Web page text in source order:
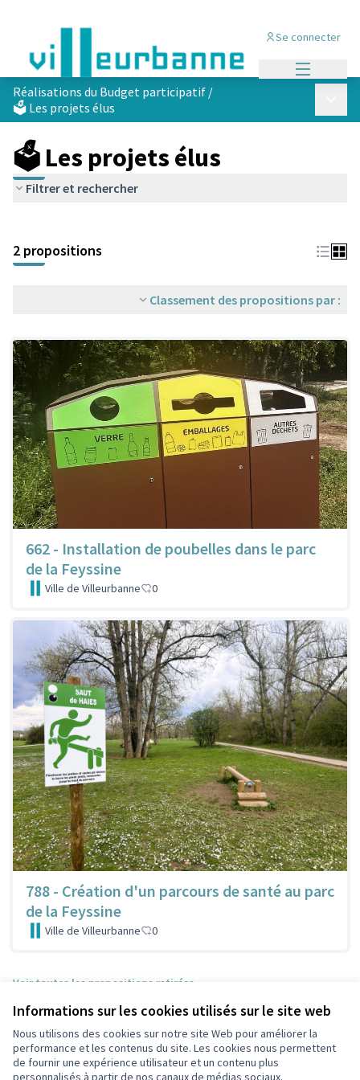
Informations sur les cookies utilisés sur le site web
Nous utilisons des cookies sur notre site Web pour améliorer la
performance et les contenus du site. Les cookies nous permettent
de fournir une expérience utilisateur et un contenu plus
personnalisés à partir de nos canaux de médias sociaux.
Se connecter
Réalisations du Budget participatif /
🗳️ Les projets élus
🗳️ Les projets élus
Filtrer et rechercher
+
−
2 propositions
Classement des propositions par :
662 - Installation de poubelles dans le parc
de la Feyssine
Ville de Villeurbanne 0
788 - Création d'un parcours de santé au parc
de la Feyssine
Ville de Villeurbanne 0
Voir toutes les propositions retirées
Conditions d'utilisation
Paramètres des cookies
Participez Villeurbanne sur X
Participez Villeurbanne sur Facebook
Participez Villeurbanne sur Instagram
Participez Villeurbanne sur YouTube